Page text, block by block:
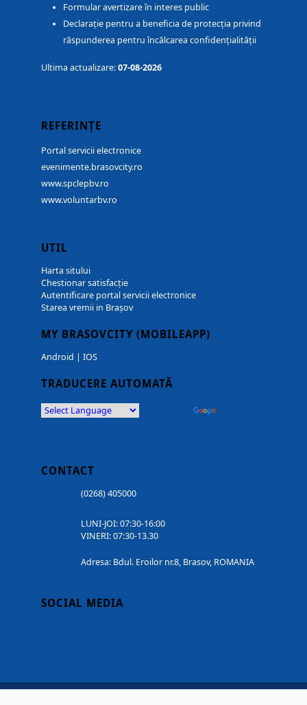
Formular avertizare în interes public
Declarație pentru a beneficia de protecția privind
răspunderea pentru încălcarea confidențialității
Ultima actualizare:07-08-2026
REFERINȚE
Portal servicii electronice
evenimente.brasovcity.ro
www.spclepbv.ro
www.voluntarbv.ro
UTIL
Harta sitului
Chestionar satisfacție
Autentificare portal servicii electronice
Starea vremii in Brașov
MY BRASOVCITY (MOBILEAPP)
Android | IOS
TRADUCERE AUTOMATĂ
CONTACT
(0268) 405000
LUNI-JOI: 07:30-16:00
VINERI: 07:30-13.30
Adresa: Bdul. Eroilor nr.8, Brasov, ROMANIA
SOCIAL MEDIA